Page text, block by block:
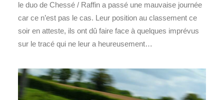
le duo de Chessé / Raffin a passé une mauvaise journée
car ce n’est pas le cas. Leur position au classement ce
soir en atteste, ils ont dû faire face à quelques imprévus
sur le tracé qui ne leur a heureusement…